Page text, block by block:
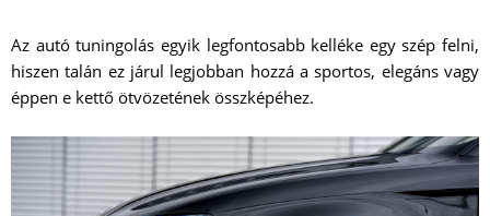
Az autó tuningolás egyik legfontosabb kelléke egy szép felni,
hiszen talán ez járul legjobban hozzá a sportos, elegáns vagy
éppen e kettő ötvözetének összképéhez.